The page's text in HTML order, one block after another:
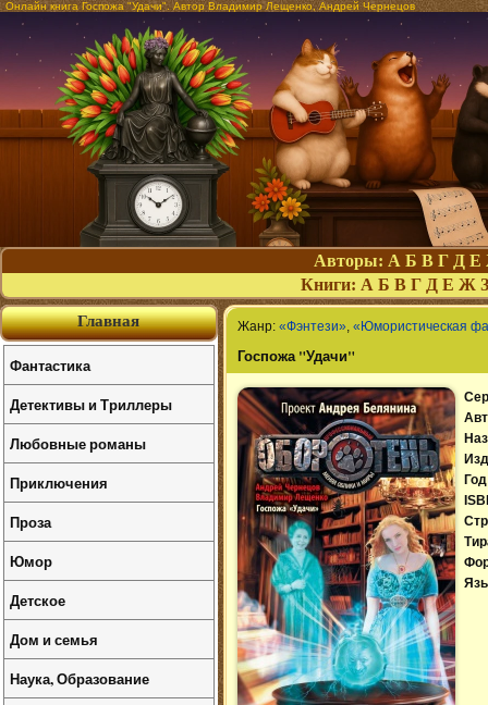
Онлайн книга Госпожа "Удачи". Автор Владимир Лещенко, Андрей Чернецов
Авторы: А Б В Г Д Е
Книги: А Б В Г Д Е Ж З
Жанр: «Фэнтези», «Юмористическая
Госпожа "Удачи"
Главная
Фантастика
Детективы и Триллеры
Любовные романы
Приключения
Проза
Юмор
Детское
Дом и семья
Наука, Образование